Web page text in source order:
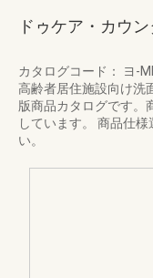
ドゥケア・カウ
カタログコード： ヨ-
高齢者居住施設向け洗
版商品カタログです。
しています。 商品仕
い。